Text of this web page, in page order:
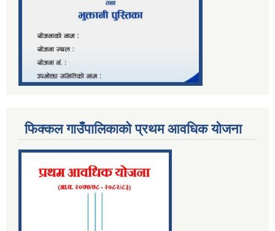
फिक्कल गाउँपालिकाको प्रथम आवधिक योजना